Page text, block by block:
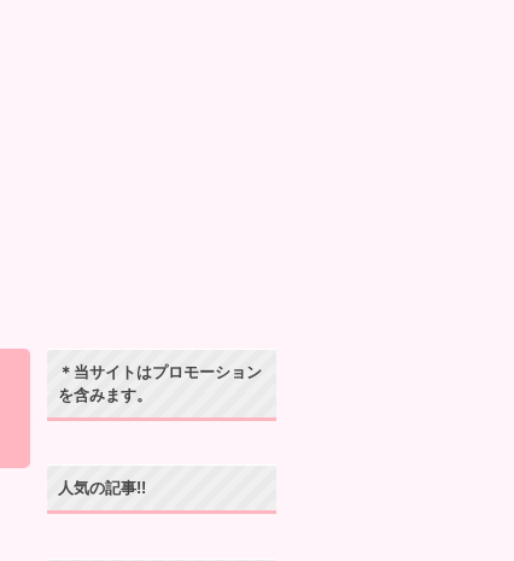
＊当サイトはプロモーション
を含みます。
人気の記事!!